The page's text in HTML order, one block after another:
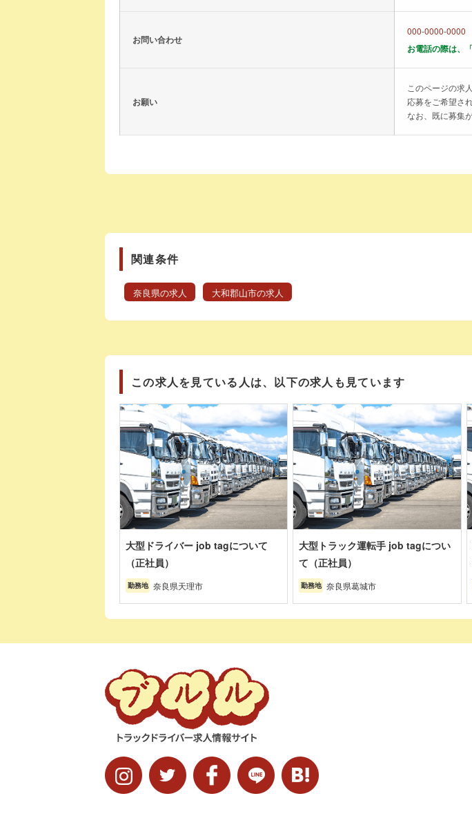
お問い合わせ
000-0000-0000
お電話の際は、
お願い
このページの求
応募をご希望さ
なお、既に募集
関連条件
奈良県の求人 大和郡山市の求人
この求人を見ている人は、以下の求人も見ています
大型ドライバー job tagについて
（正社員）
勤務地 奈良県天理市
大型トラック運転手 job tagについ
て（正社員）
勤務地 奈良県葛城市